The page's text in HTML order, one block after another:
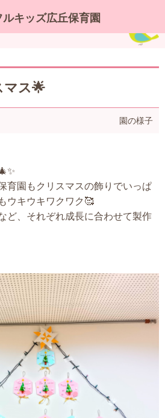
キッズ広丘保育園
らせ
マス🌟
園の様子
育園もクリスマスの飾りでいっぱ
ウキウキワクワク🥰
ど、それぞれ成長に合わせて製作